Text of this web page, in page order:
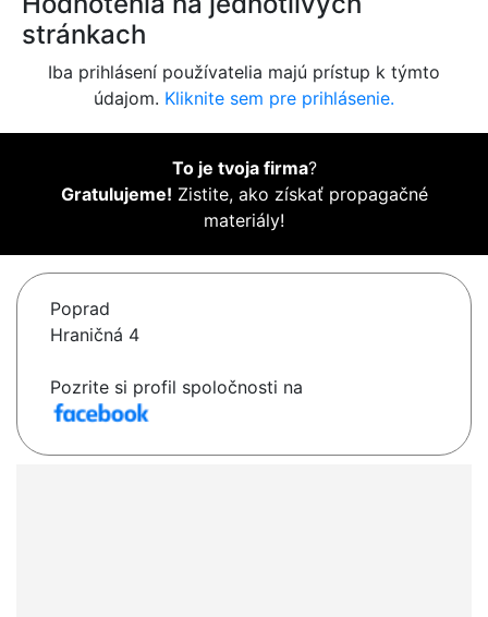
stránkach
Iba prihlásení používatelia majú prístup k týmto
údajom. Kliknite sem pre prihlásenie.
To je tvoja firma?
Gratulujeme! Zistite, ako získať propagačné
materiály!
Poprad
Hraničná 4
Pozrite si profil spoločnosti na